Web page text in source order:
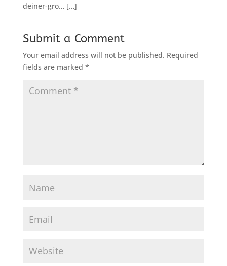
deiner-gro… […]
Submit a Comment
Your email address will not be published. Required
fields are marked *